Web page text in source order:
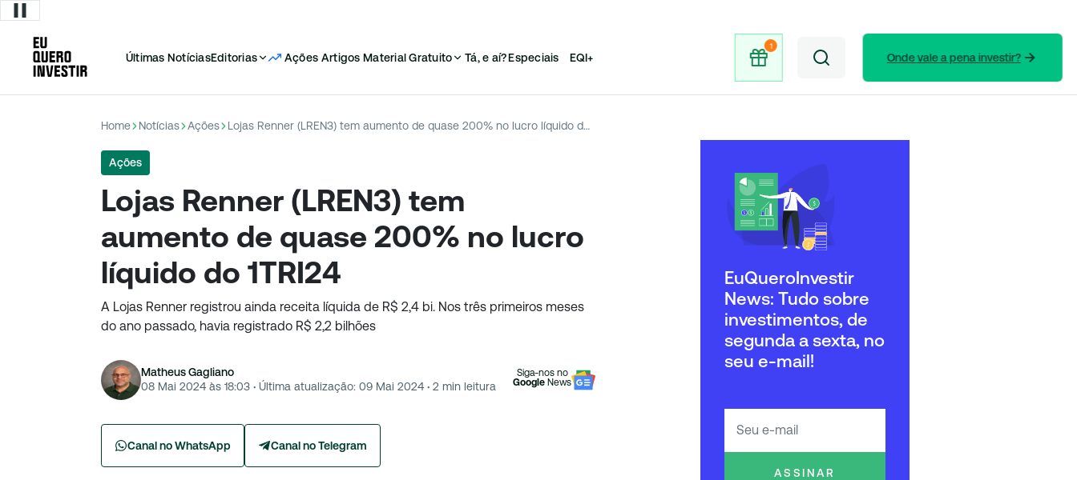
Últimas NotíciasEditorias Ações Artigos Material Gratuito Tá, e aí?Especiais EQI+ Onde vale a pena investir?
Home Notícias Ações Lojas Renner (LREN3) tem aumento de quase 200% no lucro líquido do 1TRI24
Ações
Lojas Renner (LREN3) tem
aumento de quase 200% no lucro
líquido do 1TRI24
A Lojas Renner registrou ainda receita líquida de R$ 2,4 bi. Nos três primeiros meses
do ano passado, havia registrado R$ 2,2 bilhões
Matheus Gagliano
08 Mai 2024 às 18:03 · Última atualização: 09 Mai 2024 · 2 min leitura
Siga-nos no
Google News
Canal no WhatsApp Canal no Telegram
EuQueroInvestir
News: Tudo sobre
investimentos, de
segunda a sexta, no
seu e-mail!
ASSINAR